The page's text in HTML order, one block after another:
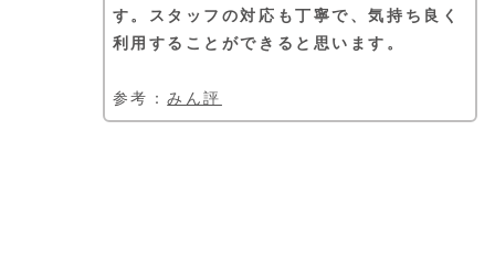
す。スタッフの対応も丁寧で、気持ち良く
利用することができると思います。
参考：みん評